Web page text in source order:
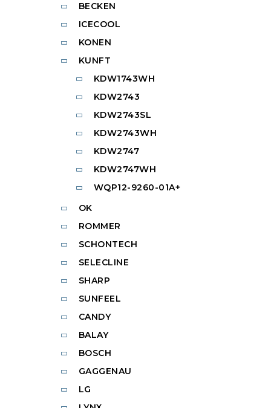
BECKEN
ICECOOL
KONEN
KUNFT
KDW1743WH
KDW2743
KDW2743SL
KDW2743WH
KDW2747
KDW2747WH
WQP12-9260-01A+
OK
ROMMER
SCHONTECH
SELECLINE
SHARP
SUNFEEL
CANDY
BALAY
BOSCH
GAGGENAU
LG